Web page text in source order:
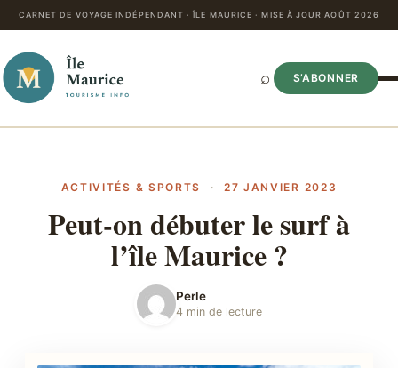
CARNET DE VOYAGE INDÉPENDANT · ÎLE MAURICE · MISE À JOUR AOÛT 2026
⌕ S’ABONNER
ACTIVITÉS & SPORTS · 27 JANVIER 2023
Peut-on débuter le surf à
l’île Maurice ?
Perle
4 min de lecture